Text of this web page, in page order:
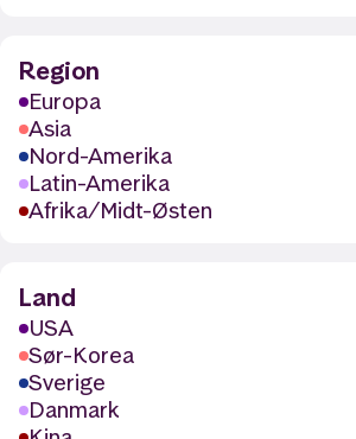
Region
Europa
Asia
Nord-Amerika
Latin-Amerika
Afrika/Midt-Østen
Land
USA
Sør-Korea
Sverige
Danmark